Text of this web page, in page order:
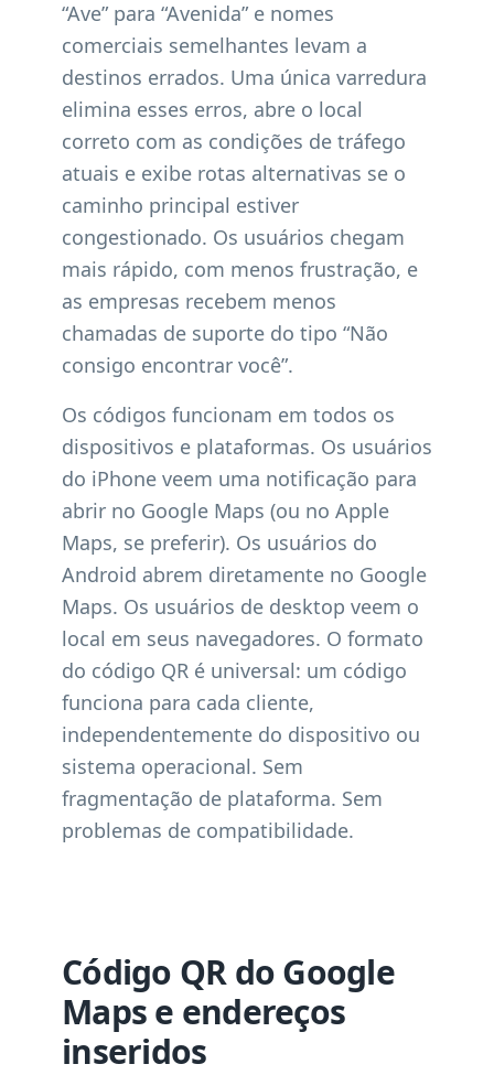
“Ave” para “Avenida” e nomes
comerciais semelhantes levam a
destinos errados. Uma única varredura
elimina esses erros, abre o local
correto com as condições de tráfego
atuais e exibe rotas alternativas se o
caminho principal estiver
congestionado. Os usuários chegam
mais rápido, com menos frustração, e
as empresas recebem menos
chamadas de suporte do tipo “Não
consigo encontrar você”.
Os códigos funcionam em todos os
dispositivos e plataformas. Os usuários
do iPhone veem uma notificação para
abrir no Google Maps (ou no Apple
Maps, se preferir). Os usuários do
Android abrem diretamente no Google
Maps. Os usuários de desktop veem o
local em seus navegadores. O formato
do código QR é universal: um código
funciona para cada cliente,
independentemente do dispositivo ou
sistema operacional. Sem
fragmentação de plataforma. Sem
problemas de compatibilidade.
Código QR do Google
Maps e endereços
inseridos